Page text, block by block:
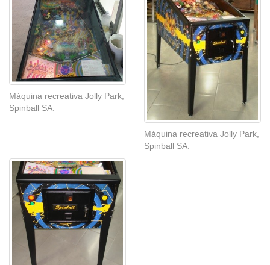
Máquina recreativa Jolly Park,
Spinball SA.
Máquina recreativa Jolly Park,
Spinball SA.